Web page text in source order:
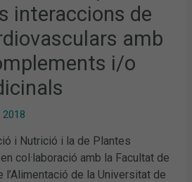
interaccions de
amb
i/o
2018
i Nutrició i la de Plantes
col·laboració amb la Facultat de
l’Alimentació de la Universitat de